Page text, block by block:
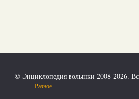
© Энциклопедия волынки 2008-2026.
Разное